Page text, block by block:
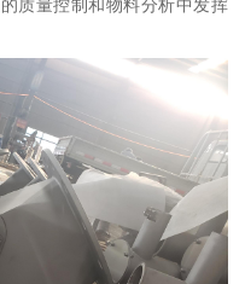
质量控制和物料分析中发挥